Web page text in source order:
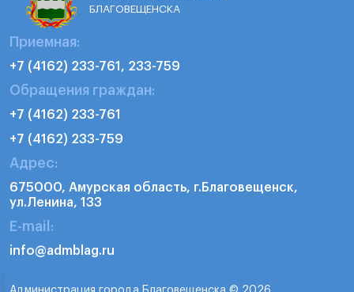
БЛАГОВЕЩЕНСКА
Приемная:
+7 (4162) 233-761, 233-759
Обращения граждан:
+7 (4162) 233-761
+7 (4162) 233-759
Адрес:
675000, Амурская область, г.Благовещенск,
ул.Ленина, 133
E-mail:
info@admblag.ru